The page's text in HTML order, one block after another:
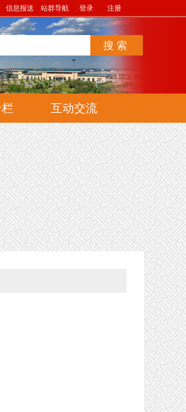
信息报送 站群导航 登录 注册
互动交流